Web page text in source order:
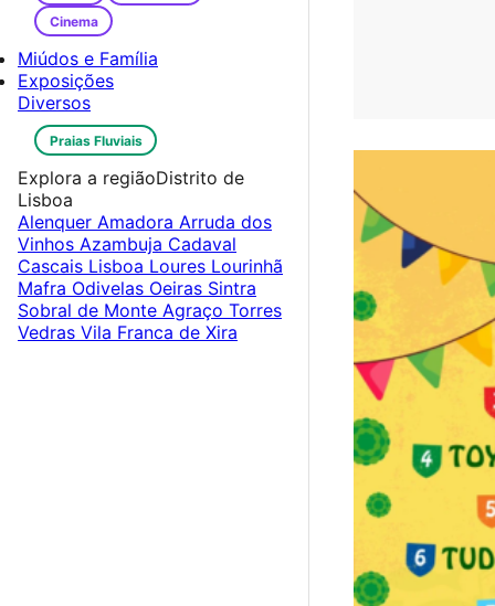
Cinema
Miúdos e Família
Exposições
Diversos
Praias Fluviais
Explora a regiãoDistrito de
Lisboa
Alenquer Amadora Arruda dos
Vinhos Azambuja Cadaval
Cascais Lisboa Loures Lourinhã
Mafra Odivelas Oeiras Sintra
Sobral de Monte Agraço Torres
Vedras Vila Franca de Xira